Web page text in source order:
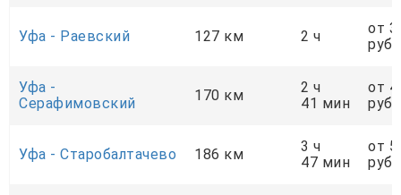
Уфа - Раевский 127 км 2 ч
от
руб.
Уфа -
Серафимовский
170 км
2 ч
41 мин
от
руб.
Уфа - Старобалтачево 186 км
3 ч
47 мин
от
руб.